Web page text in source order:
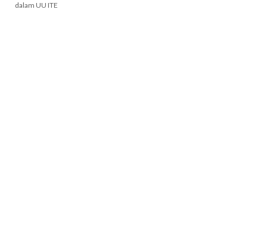
dalam UU ITE